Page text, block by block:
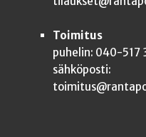
Toimitus
puhelin: 040-517
sähköposti: